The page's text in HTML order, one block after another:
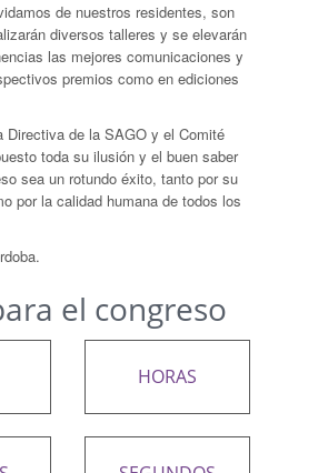
de nuestros residentes, son
diversos talleres y se elevarán
las mejores comunicaciones y
premios como en ediciones
Directiva de la SAGO y el Comité
toda su ilusión y el buen saber
sea un rotundo éxito, tanto por su
por la calidad humana de todos los
el congreso
HORAS